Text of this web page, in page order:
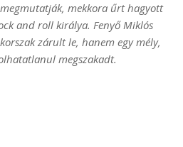
mekkora űrt hagyott
and roll királya. Fenyő Miklós
zárult le, hanem egy mély,
megszakadt.